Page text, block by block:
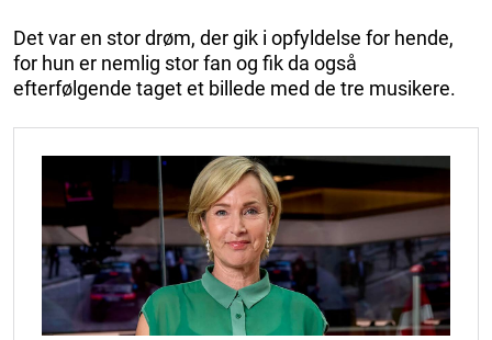
Det var en stor drøm, der gik i opfyldelse for hende,
for hun er nemlig stor fan og fik da også
efterfølgende taget et billede med de tre musikere.